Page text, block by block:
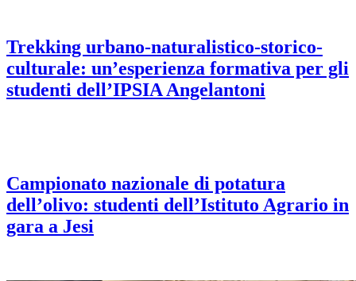
Trekking urbano-naturalistico-storico-
culturale: un’esperienza formativa per gli
studenti dell’IPSIA Angelantoni
Campionato nazionale di potatura
dell’olivo: studenti dell’Istituto Agrario in
gara a Jesi